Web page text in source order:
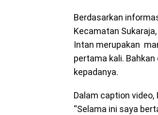
Berdasarkan
Kecamatan
Intan merupakan
pertama kali.
kepadanya.
Dalam caption video,
“Selama ini saya